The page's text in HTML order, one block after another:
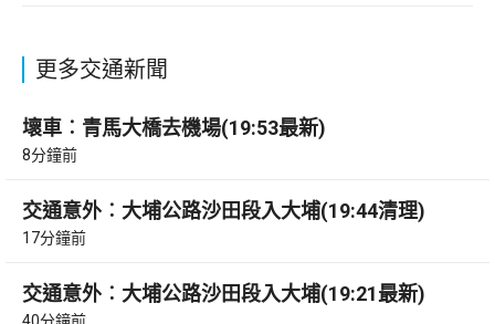
更多交通新聞
壞車︰青馬大橋去機場(19:53最新)
8分鐘前
交通意外︰大埔公路沙田段入大埔(19:44清理)
17分鐘前
交通意外︰大埔公路沙田段入大埔(19:21最新)